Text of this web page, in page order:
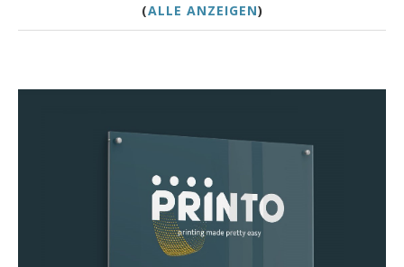
(ALLE ANZEIGEN)